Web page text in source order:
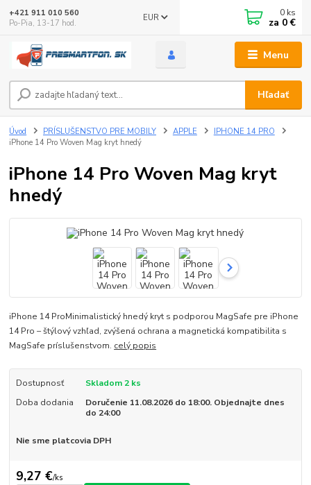
Menu
EUR
Hľadať
+421 911 010 560
Po-Pia, 13-17 hod.
0 ks
za 0 €
Úvod PRÍSLUŠENSTVO PRE MOBILY APPLE
IPHONE 14 PRO
iPhone 14 Pro Woven Mag kryt hnedý
iPhone 14 Pro Woven Mag kryt
hnedý
iPhone 14 ProMinimalistický hnedý kryt s podporou MagSafe pre iPhone
14 Pro – štýlový vzhľad, zvýšená ochrana a magnetická kompatibilita s
MagSafe príslušenstvom. celý popis
Dostupnosť
Skladom 2 ks
Doba dodania
Doručenie 11.08.2026 do 18:00. Objednajte dnes
do 24:00
Nie sme platcovia DPH
9,27 €/ks